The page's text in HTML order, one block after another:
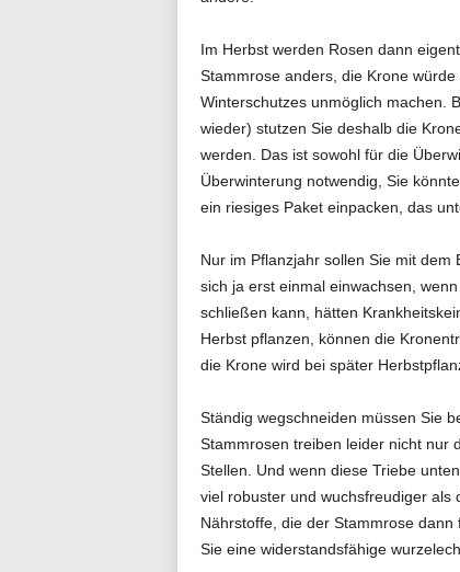
Im Herbst werden Rosen dann
Stammrose anders, die Krone
Winterschutzes unmöglich machen.
wieder) stutzen Sie deshalb die
werden. Das ist sowohl für die
Überwinterung notwendig, Sie
ein riesiges Paket einpacken, das
Nur im Pflanzjahr sollen Sie mit
sich ja erst einmal einwachsen,
schließen kann, hätten
Herbst pflanzen, können die
die Krone wird bei später
Ständig wegschneiden müssen Sie
Stammrosen treiben leider nicht nur
Stellen. Und wenn diese Triebe
viel robuster und wuchsfreudiger als
Nährstoffe, die der Stammrose
Sie eine widerstandsfähige